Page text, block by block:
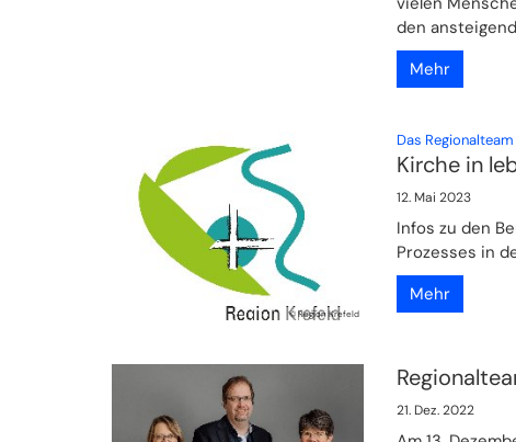
den
Mehr
© Region Krefeld
Das
Kirche in
12. Mai 2023
Infos zu den
Prozesses in
Mehr
21. Dez. 2022